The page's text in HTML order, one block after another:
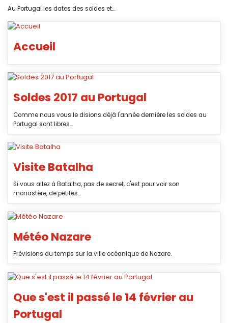
Au Portugal les dates des soldes et...
Accueil
Soldes 2017 au Portugal
Comme nous vous le disions déjà l'année dernière les soldes au
Portugal sont libres...
Visite Batalha
Si vous allez à Batalha, pas de secret, c'est pour voir son
monastère, de petites...
Météo Nazare
Prévisions du temps sur la ville océanique de Nazare.
Que s'est il passé le 14 février au
Portugal